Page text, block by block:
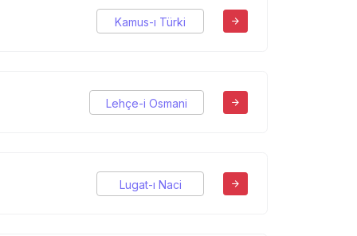
Kamus-ı Türki
Lehçe-i Osmani
Lugat-ı Naci